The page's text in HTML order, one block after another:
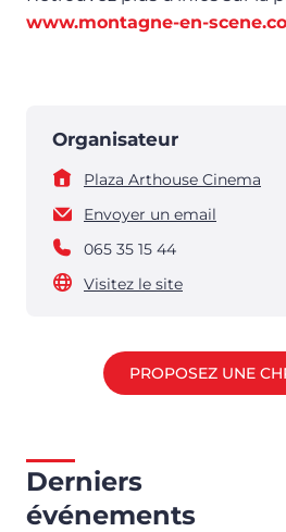
www.montagne-en-
Organisateur
Plaza Arthouse Cinema
Envoyer un email
065 35 15 44
Visitez le site
PROPOSEZ UNE
Derniers
événements